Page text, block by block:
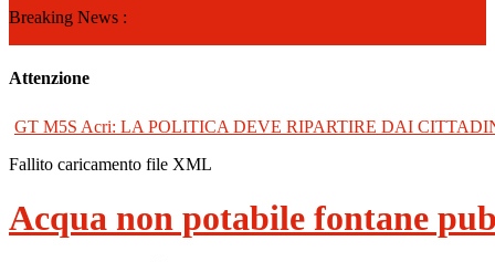
Breaking News :
GT M5S Acri: LA POLITICA DEVE RIPARTIRE DAI
Attenzione
Fallito caricamento file XML
Acqua non potabile fontane